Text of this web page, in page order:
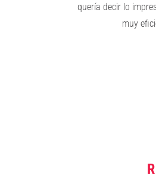
quería decir lo
muy